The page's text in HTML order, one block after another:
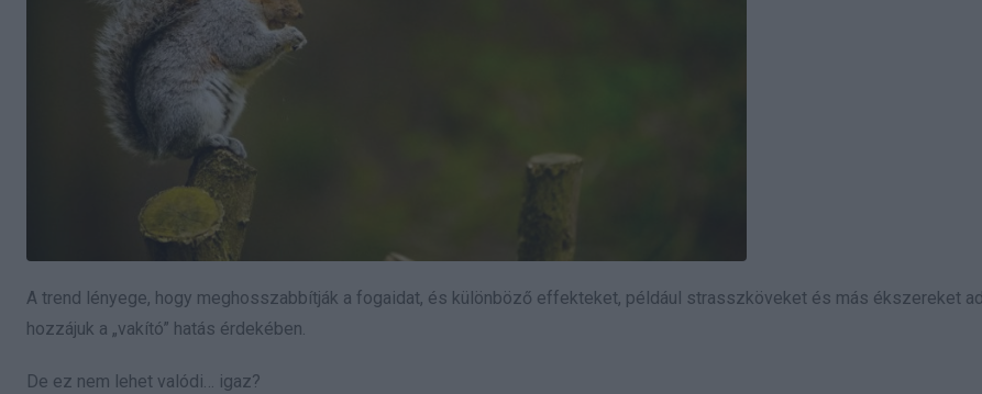
A trend lényege, hogy meghosszabbítják a fogaidat, és különböző effekteket, például strasszköveket és más ékszereket
hozzájuk a „vakító” hatás érdekében.
De ez nem lehet valódi… igaz?